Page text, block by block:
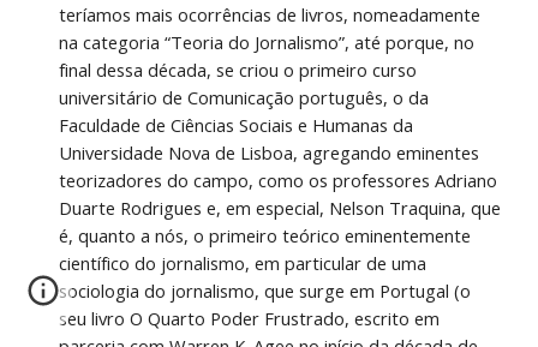
teríamos mais ocorrências de livros, nomeadamente
na categoria “Teoria do Jornalismo”, até porque, no
final dessa década, se criou o primeiro curso
universitário de Comunicação português, o da
Faculdade de Ciências Sociais e Humanas da
Universidade Nova de Lisboa, agregando eminentes
teorizadores do campo, como os professores Adriano
Duarte Rodrigues e, em especial, Nelson Traquina, que
é, quanto a nós, o primeiro teórico eminentemente
científico do jornalismo, em particular de uma
sociologia do jornalismo, que surge em Portugal (o
seu livro O Quarto Poder Frustrado, escrito em